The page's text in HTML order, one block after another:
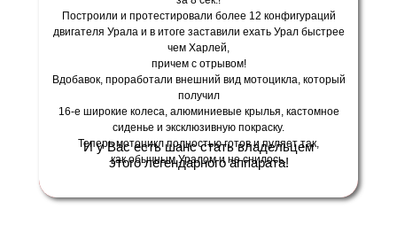
Построили и протестировали более 12 конфигураций
двигателя Урала и в итоге заставили ехать Урал быстрее
чем Харлей,
причем с отрывом!
Вдобавок, проработали внешний вид мотоцикла, который
получил
16-е широкие колеса, алюминиевые крылья, кастомное
сиденье и эксклюзивную покраску.
Теперь мотоцикл полностью готов и пуляет так,
как обычным Уралом и не снилось.
И у Вас есть шанс стать владельцем
этого легендарного аппарата!